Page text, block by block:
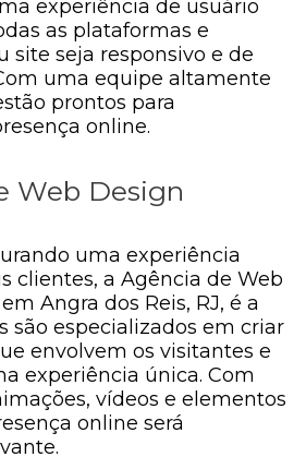
experiência de usuário
as plataformas e
site seja responsivo e de
uma equipe altamente
prontos para
online.
Web Design
uma experiência
clientes, a Agência de Web
Angra dos Reis, RJ, é a
são especializados em criar
envolvem os visitantes e
experiência única. Com
vídeos e elementos
online será